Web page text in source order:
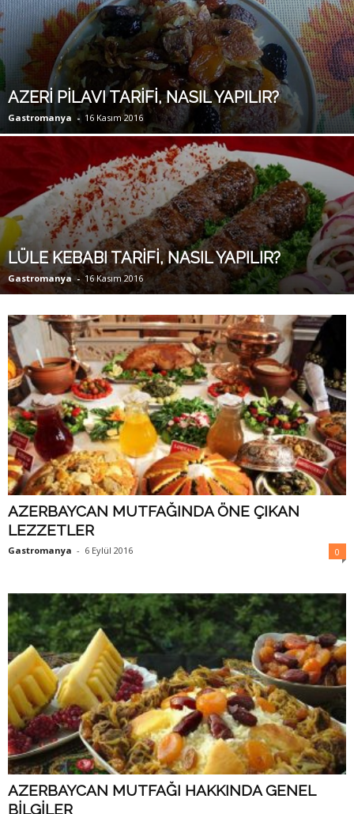
a
AZERİ PİLAVI TARİFİ, NASIL YAPILIR?
Gastromanya - 16 Kasım 2016
LÜLE KEBABI TARİFİ, NASIL YAPILIR?
Gastromanya - 16 Kasım 2016
AZERBAYCAN MUTFAĞINDA ÖNE ÇIKAN
LEZZETLER
Gastromanya - 6 Eylül 2016 0
AZERBAYCAN MUTFAĞI HAKKINDA GENEL
BİLGİLER